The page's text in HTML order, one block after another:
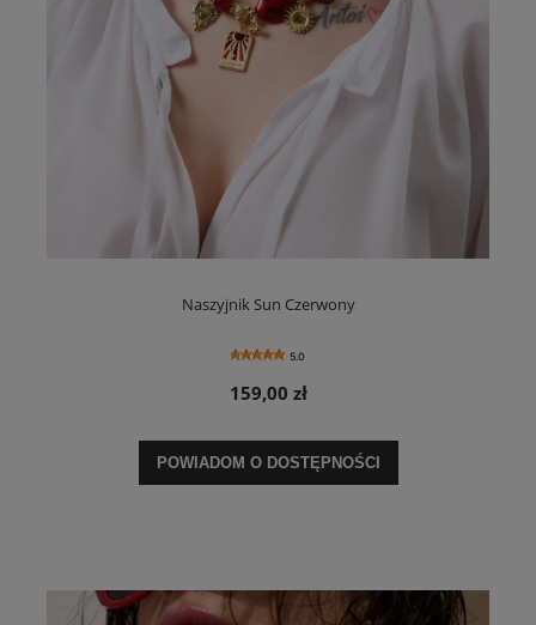
Naszyjnik Sun Czerwony
5.0
159,00 zł
POWIADOM O DOSTĘPNOŚCI